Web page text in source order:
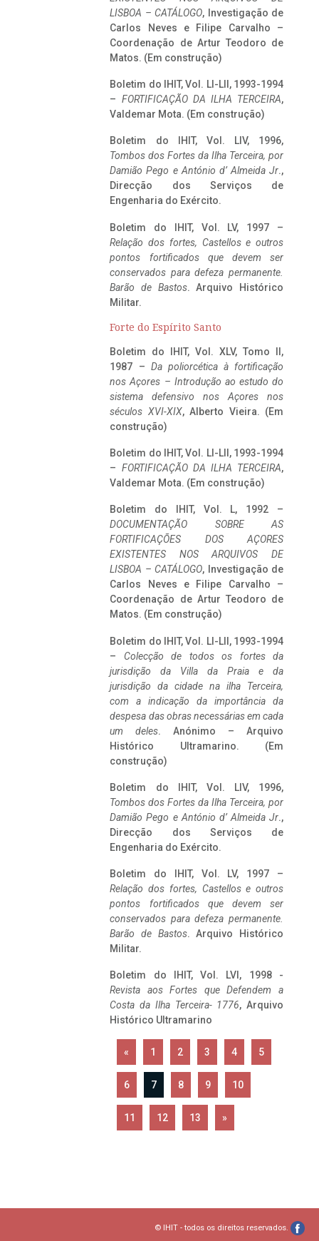
LISBOA – CATÁLOGO, Investigação de
Carlos Neves e Filipe Carvalho –
Coordenação de Artur Teodoro de
Matos. (Em construção)
Boletim do IHIT, Vol. LI-LII, 1993-1994
– FORTIFICAÇÃO DA ILHA TERCEIRA,
Valdemar Mota. (Em construção)
Boletim do IHIT, Vol. LIV, 1996,
Tombos dos Fortes da Ilha Terceira, por
Damião Pego e António d’ Almeida Jr.,
Direcção dos Serviços de
Engenharia do Exército.
Boletim do IHIT, Vol. LV, 1997 –
Relação dos fortes, Castellos e outros
pontos fortificados que devem ser
conservados para defeza permanente.
Barão de Bastos. Arquivo Histórico
Militar.
Forte do Espírito Santo
Boletim do IHIT, Vol. XLV, Tomo II,
1987 – Da poliorcética à fortificação
nos Açores – Introdução ao estudo do
sistema defensivo nos Açores nos
séculos XVI-XIX, Alberto Vieira. (Em
construção)
Boletim do IHIT, Vol. LI-LII, 1993-1994
– FORTIFICAÇÃO DA ILHA TERCEIRA,
Valdemar Mota. (Em construção)
Boletim do IHIT, Vol. L, 1992 –
DOCUMENTAÇÃO SOBRE AS
FORTIFICAÇÕES DOS AÇORES
EXISTENTES NOS ARQUIVOS DE
LISBOA – CATÁLOGO, Investigação de
Carlos Neves e Filipe Carvalho –
Coordenação de Artur Teodoro de
Matos. (Em construção)
Boletim do IHIT, Vol. LI-LII, 1993-1994
– Colecção de todos os fortes da
jurisdição da Villa da Praia e da
jurisdição da cidade na ilha Terceira,
com a indicação da importância da
despesa das obras necessárias em cada
um deles. Anónimo – Arquivo
Histórico Ultramarino. (Em
construção)
Boletim do IHIT, Vol. LIV, 1996,
Tombos dos Fortes da Ilha Terceira, por
Damião Pego e António d’ Almeida Jr.,
Direcção dos Serviços de
Engenharia do Exército.
Boletim do IHIT, Vol. LV, 1997 –
Relação dos fortes, Castellos e outros
pontos fortificados que devem ser
conservados para defeza permanente.
Barão de Bastos. Arquivo Histórico
Militar.
Boletim do IHIT, Vol. LVI, 1998 -
Revista aos Fortes que Defendem a
Costa da Ilha Terceira- 1776, Arquivo
Histórico Ultramarino
« 1 2 3 4 5
6 7 8 9 10
11 12 13 »
© IHIT - todos os direitos reservados.